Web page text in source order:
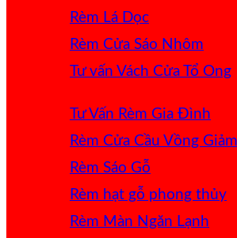
Rèm Lá Dọc
Rèm Cửa Sáo Nhôm
Tư vấn Vách Cửa Tổ Ong
Tư Vấn Rèm Gia Đình
Rèm Cửa Cầu Vồng
Rèm Sáo Gỗ
Rèm hạt gỗ phong thủy
Rèm Màn Ngăn Lạnh